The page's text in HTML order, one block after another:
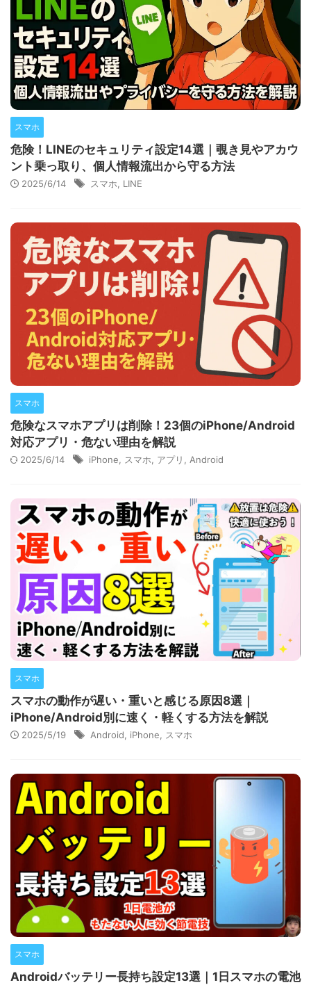
スマホ
危険！LINEのセキュリティ設定14選｜覗き見やアカウ
ント乗っ取り、個人情報流出から守る方法
2025/6/14 スマホ LINE
スマホ
危険なスマホアプリは削除！23個のiPhone/Android
対応アプリ・危ない理由を解説
2025/6/14 iPhone スマホ アプリ Android
スマホ
スマホの動作が遅い・重いと感じる原因8選｜
iPhone/Android別に速く・軽くする方法を解説
2025/5/19 Android iPhone スマホ
スマホ
Androidバッテリー長持ち設定13選｜1日スマホの電池